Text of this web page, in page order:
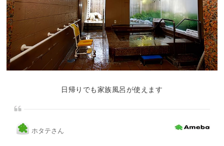
日帰りでも家族風呂が使えます
ホタテさん